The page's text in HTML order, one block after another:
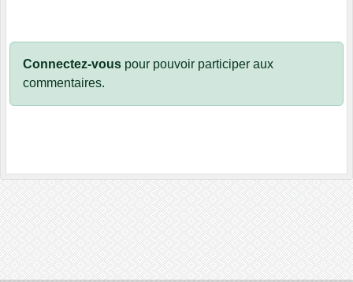
Connectez-vous pour pouvoir participer aux
commentaires.